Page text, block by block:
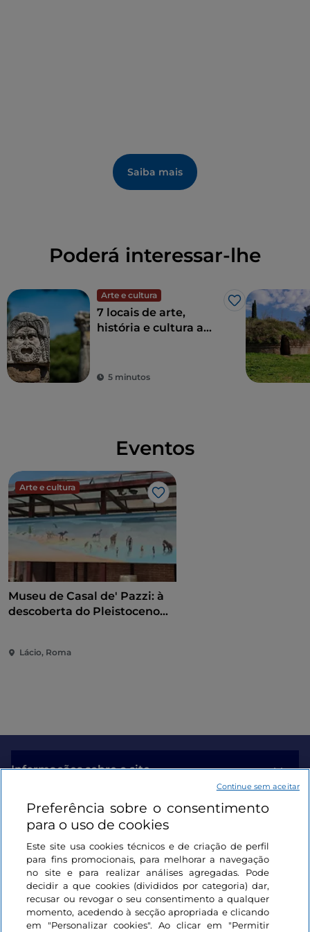
Saiba mais
Poderá interessar-lhe
Arte e cultura
Gosto
7 locais de arte,
história e cultura a
5 minutos
Eventos
Arte e cultura
Gosto
Museu de Casal de' Pazzi: à
descoberta do Pleistoceno
Lácio, Roma
Informações sobre o site
Ligações úteis
Iniciar sessão
Mantenha-se em contacto
Preferência sobre o consentimento
para o uso de cookies
Este site usa cookies técnicos e de criação de perfil
para fins promocionais, para melhorar a navegação
no site e para realizar análises agregadas. Pode
decidir a que cookies (divididos por categoria) dar,
recusar ou revogar o seu consentimento a qualquer
momento, acedendo à secção apropriada e clicando
em "Personalizar cookies". Ao clicar em "Permitir
Continue sem aceitar